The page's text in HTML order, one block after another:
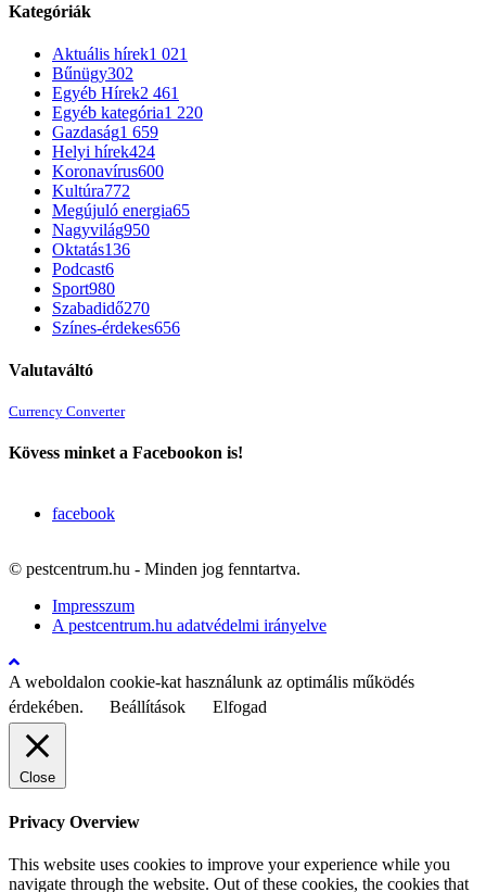
Kategóriák
Aktuális hírek1 021
Bűnügy302
Egyéb Hírek2 461
Egyéb kategória1 220
Gazdaság1 659
Helyi hírek424
Koronavírus600
Kultúra772
Megújuló energia65
Nagyvilág950
Oktatás136
Podcast6
Sport980
Szabadidő270
Színes-érdekes656
Valutaváltó
Currency Converter
Kövess minket a Facebookon is!
facebook
© pestcentrum.hu - Minden jog fenntartva.
Impresszum
A pestcentrum.hu adatvédelmi irányelve
A weboldalon cookie-kat használunk az optimális működés
érdekében.
Beállítások Elfogad
Close
Privacy Overview
This website uses cookies to improve your experience while you
navigate through the website. Out of these cookies, the cookies that